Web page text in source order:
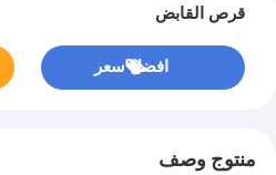
قرص القابض
افضل سعر
منتوج وصف